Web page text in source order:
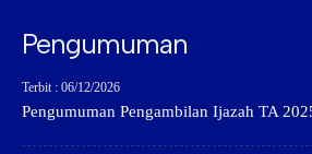
Pengumuman
Terbit : 06/12/2026
Pengumuman Pengambilan Ijazah TA